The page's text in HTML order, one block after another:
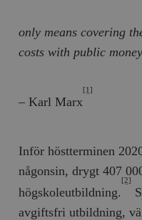
only means covering
costs with public
– Karl Marx
[1]
Inför höstterminen
någonsin, drygt 407
högskoleutbildning.
[2]
avgiftsfri utbildning,